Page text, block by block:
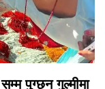
पुग्छन गुल्मीमा